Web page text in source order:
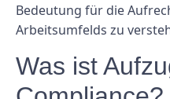
Bedeutung für die
Arbeitsumfelds zu
Was ist